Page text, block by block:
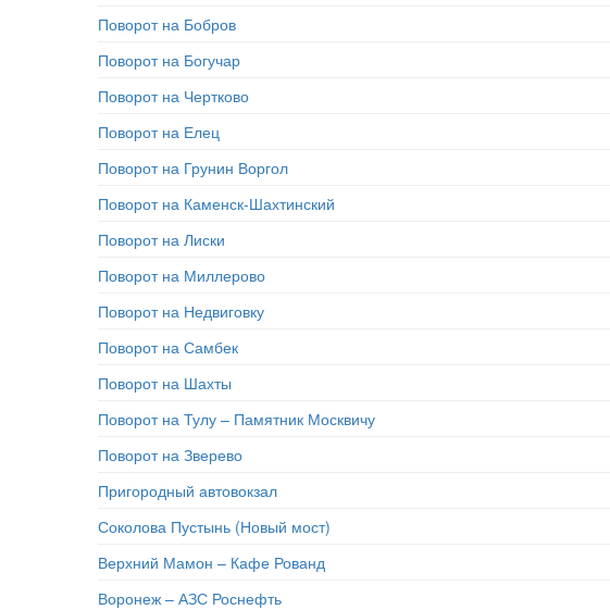
Поворот на Бобров
Поворот на Богучар
Поворот на Чертково
Поворот на Елец
Поворот на Грунин Воргол
Поворот на Каменск-Шахтинский
Поворот на Лиски
Поворот на Миллерово
Поворот на Недвиговку
Поворот на Самбек
Поворот на Шахты
Поворот на Тулу – Памятник Москвичу
Поворот на Зверево
Пригородный автовокзал
Соколова Пустынь (Новый мост)
Верхний Мамон – Кафе Рованд
Воронеж – АЗС Роснефть